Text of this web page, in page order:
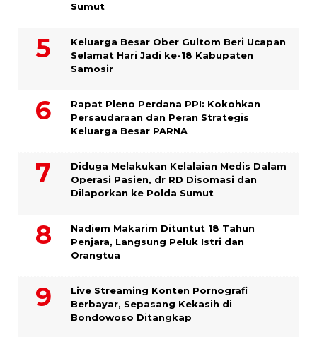
Sumut
Keluarga Besar Ober Gultom Beri Ucapan
Selamat Hari Jadi ke-18 Kabupaten
Samosir
Rapat Pleno Perdana PPI: Kokohkan
Persaudaraan dan Peran Strategis
Keluarga Besar PARNA
Diduga Melakukan Kelalaian Medis Dalam
Operasi Pasien, dr RD Disomasi dan
Dilaporkan ke Polda Sumut
​Nadiem Makarim Dituntut 18 Tahun
Penjara, Langsung Peluk Istri dan
Orangtua
Live Streaming Konten Pornografi
Berbayar, Sepasang Kekasih di
Bondowoso Ditangkap